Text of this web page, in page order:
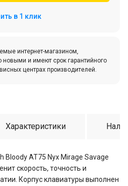
в 1 клик
интернет-магазином,
и имеют срок гарантийного
центрах производителей.
Характеристики
Bloody AT75 Nyx Mirage Savage
скорость, точность и
Корпус клавиатуры выполнен